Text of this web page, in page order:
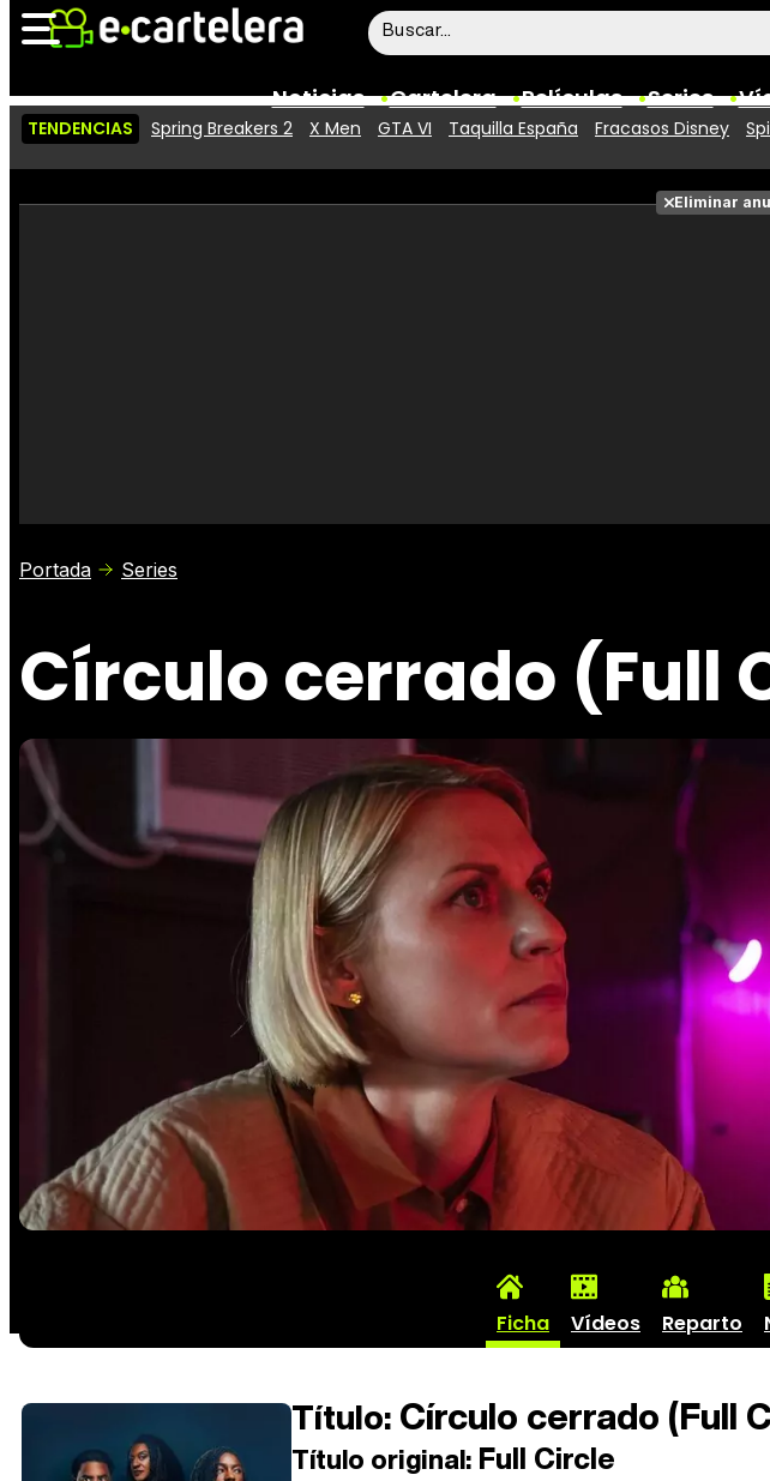
Noticias Cartelera Películas Series
Vídeos
Taquilla
TENDENCIAS Spring Breakers 2 X Men GTA VI Taquilla España Fracasos Disney
Eliminar
Portada Series
Círculo cerrado (Full
Ficha Vídeos Reparto
Título:Círculo cerrado (Full
Título original: Full Circle